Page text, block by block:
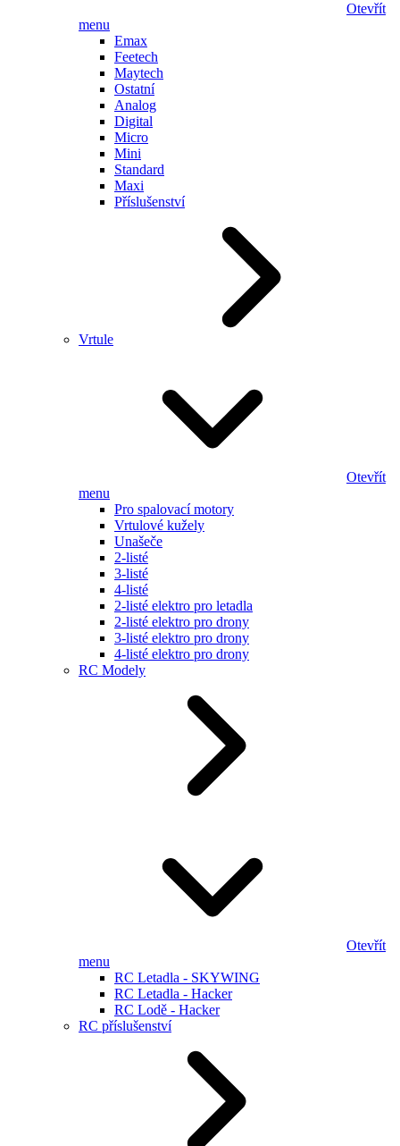
Otevřít
menu
Emax
Feetech
Maytech
Ostatní
Analog
Digital
Micro
Mini
Standard
Maxi
Příslušenství
Vrtule
Otevřít
menu
Pro spalovací motory
Vrtulové kužely
Unašeče
2-listé
3-listé
4-listé
2-listé elektro pro letadla
2-listé elektro pro drony
3-listé elektro pro drony
4-listé elektro pro drony
RC Modely
Otevřít
menu
RC Letadla - SKYWING
RC Letadla - Hacker
RC Lodě - Hacker
RC příslušenství